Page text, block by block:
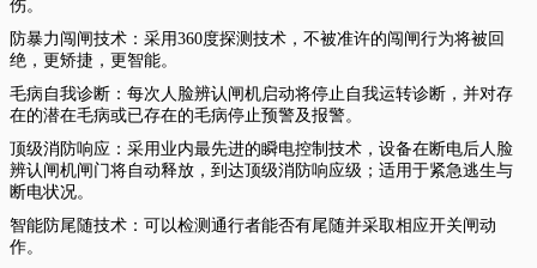
伤。
防暴力闯闸技术：采用360度探测技术，不被准许的闯闸行为将被回
绝，更矫捷，更智能。
毛病自我诊断：每次人脸辨认闸机启动将停止自我运转诊断，并对存
在的潜在毛病或已存在的毛病停止预警及报警。
顶级消防响应：采用业内最先进的瞬电控制技术，设备在断电后人脸
辨认闸机闸门将自动释放，到达顶级消防响应级；适用于紧急逃生与
断电状况。
智能防尾随技术：可以检测通行者能否有尾随并采取相应开关闸动
作。